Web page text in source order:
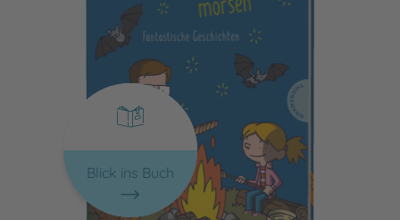
Blick ins Buch